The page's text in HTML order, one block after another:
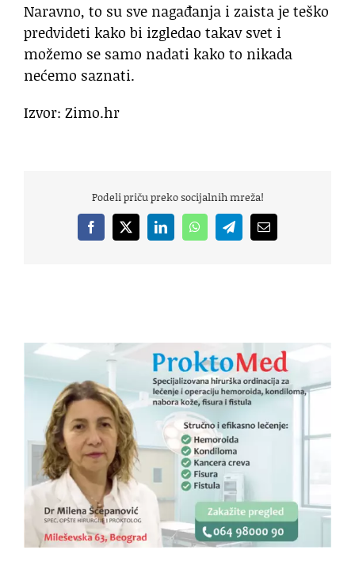
Naravno, to su sve nagađanja i zaista je teško
predvideti kako bi izgledao takav svet i
možemo se samo nadati kako to nikada
nećemo saznati.
Izvor: Zimo.hr
Podeli priču preko socijalnih mreža!
Facebook
X LinkedInWhatsAppTelegramEmail